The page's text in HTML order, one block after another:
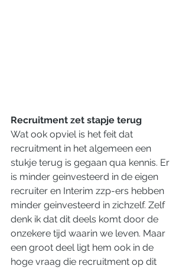
Recruitment zet stapje terug
Wat ook opviel is het feit dat
recruitment in het algemeen een
stukje terug is gegaan qua kennis. Er
is minder geinvesteerd in de eigen
recruiter en Interim zzp-ers hebben
minder geinvesteerd in zichzelf. Zelf
denk ik dat dit deels komt door de
onzekere tijd waarin we leven. Maar
een groot deel ligt hem ook in de
hoge vraag die recruitment op dit